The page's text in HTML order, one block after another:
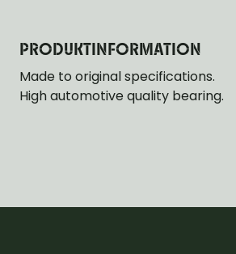
PRODUKTINFORMATION
Made to original specifications.
High automotive quality bearing.